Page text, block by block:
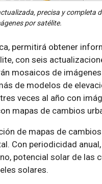
precisa y completa
por satélite.
permitirá obtener
con seis
mosaicos de
de modelos de
veces al año con
mapas de cambios
de mapas de
Con periodicidad
potencial solar de las
solares.